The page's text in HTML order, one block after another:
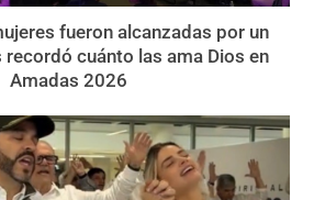
fueron alcanzadas por un
recordó cuánto las ama Dios en
Amadas 2026